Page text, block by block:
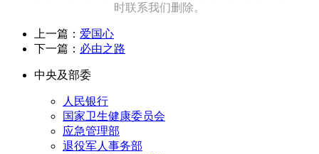
时联系我们删除。
上一篇： 爱国心
下一篇： 必由之路
中央及部委
人民银行
国家卫生健康委员会
应急管理部
退役军人事务部